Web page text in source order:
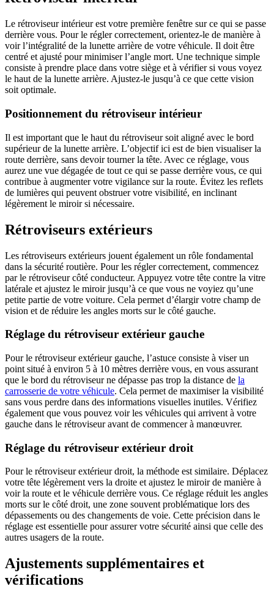
Le rétroviseur intérieur est votre première fenêtre sur ce qui se passe
derrière vous. Pour le régler correctement, orientez-le de manière à
voir l’intégralité de la lunette arrière de votre véhicule. Il doit être
centré et ajusté pour minimiser l’angle mort. Une technique simple
consiste à prendre place dans votre siège et à vérifier si vous voyez
le haut de la lunette arrière. Ajustez-le jusqu’à ce que cette vision
soit optimale.
Positionnement du rétroviseur intérieur
Il est important que le haut du rétroviseur soit aligné avec le bord
supérieur de la lunette arrière. L’objectif ici est de bien visualiser la
route derrière, sans devoir tourner la tête. Avec ce réglage, vous
aurez une vue dégagée de tout ce qui se passe derrière vous, ce qui
contribue à augmenter votre vigilance sur la route. Évitez les reflets
de lumières qui peuvent obstruer votre visibilité, en inclinant
légèrement le miroir si nécessaire.
Rétroviseurs extérieurs
Les rétroviseurs extérieurs jouent également un rôle fondamental
dans la sécurité routière. Pour les régler correctement, commencez
par le rétroviseur côté conducteur. Appuyez votre tête contre la vitre
latérale et ajustez le miroir jusqu’à ce que vous ne voyiez qu’une
petite partie de votre voiture. Cela permet d’élargir votre champ de
vision et de réduire les angles morts sur le côté gauche.
Réglage du rétroviseur extérieur gauche
Pour le rétroviseur extérieur gauche, l’astuce consiste à viser un
point situé à environ 5 à 10 mètres derrière vous, en vous assurant
que le bord du rétroviseur ne dépasse pas trop la distance de la
carrosserie de votre véhicule. Cela permet de maximiser la visibilité
sans vous perdre dans des informations visuelles inutiles. Vérifiez
également que vous pouvez voir les véhicules qui arrivent à votre
gauche dans le rétroviseur avant de commencer à manœuvrer.
Réglage du rétroviseur extérieur droit
Pour le rétroviseur extérieur droit, la méthode est similaire. Déplacez
votre tête légèrement vers la droite et ajustez le miroir de manière à
voir la route et le véhicule derrière vous. Ce réglage réduit les angles
morts sur le côté droit, une zone souvent problématique lors des
dépassements ou des changements de voie. Cette précision dans le
réglage est essentielle pour assurer votre sécurité ainsi que celle des
autres usagers de la route.
Ajustements supplémentaires et
vérifications